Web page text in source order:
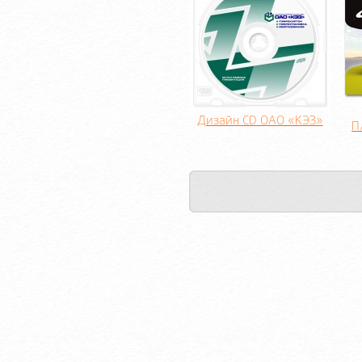
Дизайн CD ОАО «КЭЗ»